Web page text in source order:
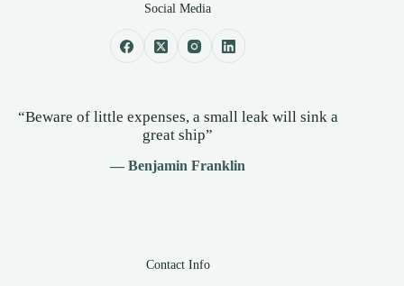
Social Media
“Beware of little expenses, a small leak will sink a
great ship”
— Benjamin Franklin
Contact Info